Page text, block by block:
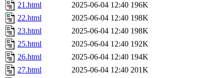
21.html
2025-06-04 12:40 196K
22.html
2025-06-04 12:40 198K
23.html
2025-06-04 12:40 198K
25.html
2025-06-04 12:40 192K
26.html
2025-06-04 12:40 194K
27.html
2025-06-04 12:40 201K